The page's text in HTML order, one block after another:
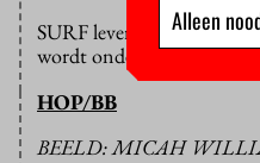
SURF levert voor
wordt onderzocht wat we
HOP/BB
BEELD: MICAH
Alleen